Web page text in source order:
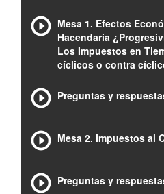
Mesa 1. Efectos
Hacendaria
Los Impuestos en
cíclicos o contra
Preguntas y
Mesa 2. Impuestos al
Preguntas y